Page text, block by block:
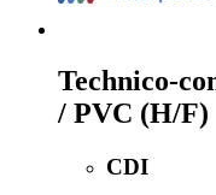
Technico-
/ PVC (H/F)
CDI